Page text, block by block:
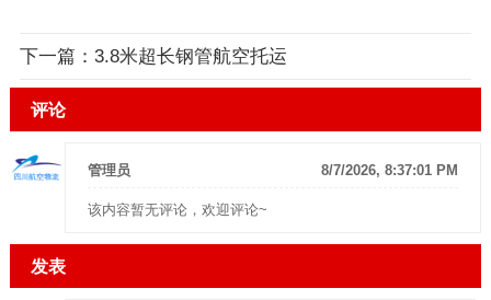
下一篇： 3.8米超长钢管航空托运
评论
8/7/2026, 8:37:01 PM
管理员
该内容暂无评论，欢迎评论~
发表